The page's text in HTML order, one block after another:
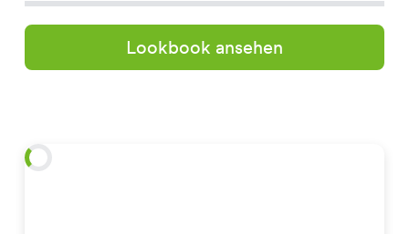
Lookbook ansehen